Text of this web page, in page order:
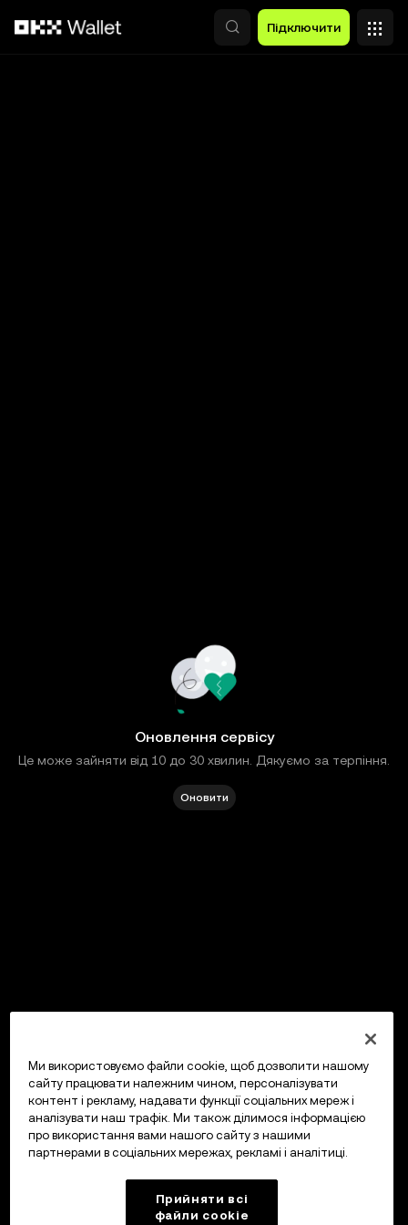
Підключити
Оновлення сервісу
Це може зайняти від 10 до 30 хвилин. Дякуємо за терпіння.
Оновити
Ми використовуємо файли cookie, щоб дозволити нашому
сайту працювати належним чином, персоналізувати
контент і рекламу, надавати функції соціальних мереж і
аналізувати наш трафік. Ми також ділимося інформацією
про використання вами нашого сайту з нашими
партнерами в соціальних мережах, рекламі і аналітиці.
Прийняти всі
файли сookie